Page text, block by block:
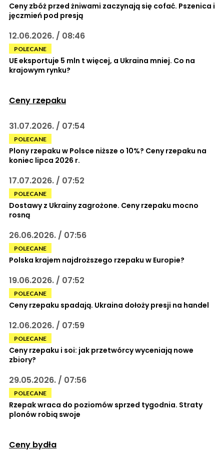
Ceny zbóż przed żniwami zaczynają się cofać. Pszenica i
jęczmień pod presją
POLECANE
UE eksportuje 5 mln t więcej, a Ukraina mniej. Co na
krajowym rynku?
12.06.2026. / 08:46
Ceny rzepaku
POLECANE
Plony rzepaku w Polsce niższe o 10%? Ceny rzepaku na
koniec lipca 2026 r.
31.07.2026. / 07:54
POLECANE
Dostawy z Ukrainy zagrożone. Ceny rzepaku mocno
rosną
17.07.2026. / 07:52
POLECANE
Polska krajem najdroższego rzepaku w Europie?
26.06.2026. / 07:56
POLECANE
Ceny rzepaku spadają. Ukraina dołoży presji na handel
19.06.2026. / 07:52
POLECANE
Ceny rzepaku i soi: jak przetwórcy wyceniają nowe
zbiory?
12.06.2026. / 07:59
POLECANE
Rzepak wraca do poziomów sprzed tygodnia. Straty
plonów robią swoje
29.05.2026. / 07:56
Ceny bydła